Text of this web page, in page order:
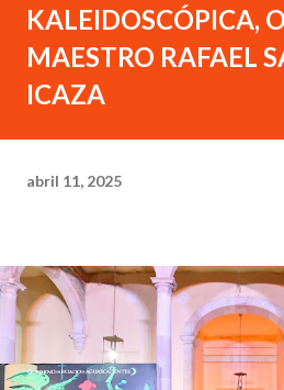
KALEIDOSCÓPICA,
MAESTRO RAFAEL
ICAZA
abril 11, 2025